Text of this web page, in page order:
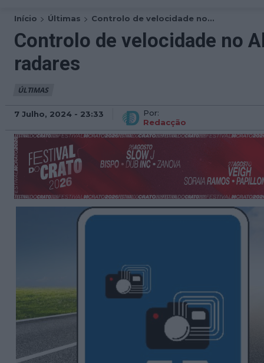
Início Últimas Controlo de velocidade no...
Controlo de velocidade no
radares
ÚLTIMAS
7 Julho, 2024 - 23:33
Por:
Redacção